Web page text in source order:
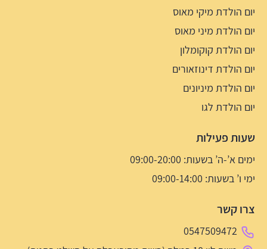
יום הולדת מיקי מאוס
יום הולדת מיני מאוס
יום הולדת קוקומלון
יום הולדת דינוזאורים
יום הולדת מיניונים
יום הולדת לגו
שעות פעילות
ימים א’-ה’ בשעות: 09:00-20:00
ימי ו’ בשעות: 09:00-14:00
צרו קשר
0547509472